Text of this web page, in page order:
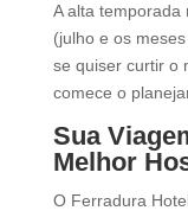
A alta temporada
(julho e os
se quiser curtir o
comece o
Sua
Melhor
O Ferradura